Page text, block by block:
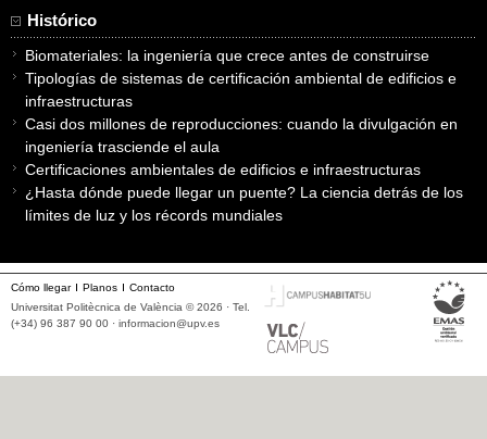
Histórico
Biomateriales: la ingeniería que crece antes de construirse
Tipologías de sistemas de certificación ambiental de edificios e
infraestructuras
Casi dos millones de reproducciones: cuando la divulgación en
ingeniería trasciende el aula
Certificaciones ambientales de edificios e infraestructuras
¿Hasta dónde puede llegar un puente? La ciencia detrás de los
límites de luz y los récords mundiales
Cómo llegar Planos
Contacto
Universitat Politècnica de València © 2026 · Tel.
(+34) 96 387 90 00 · informacion@upv.es